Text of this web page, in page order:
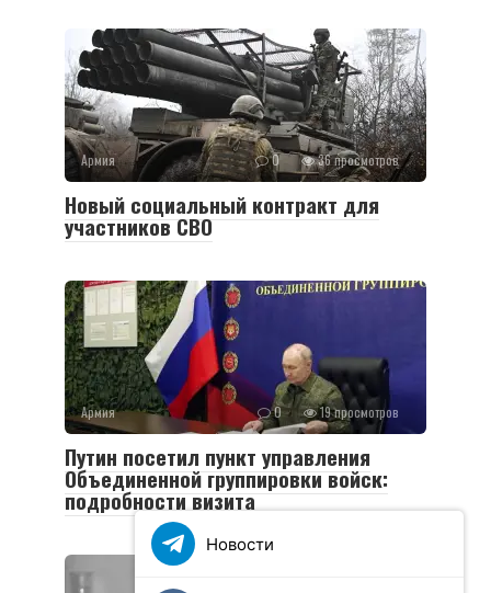
Армия 0 36 просмотров
Новый социальный контракт для
участников СВО
Армия 0 19 просмотров
Путин посетил пункт управления
Объединенной группировки войск:
подробности визита
Новости